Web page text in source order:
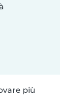
più